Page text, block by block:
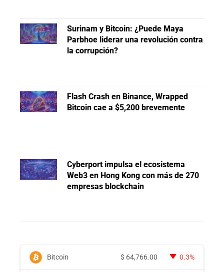
Surinam y Bitcoin: ¿Puede Maya
Parbhoe liderar una revolución contra
la corrupción?
Flash Crash en Binance, Wrapped
Bitcoin cae a $5,200 brevemente
Cyberport impulsa el ecosistema
Web3 en Hong Kong con más de 270
empresas blockchain
Bitcoin $ 64,766.00 0.3%